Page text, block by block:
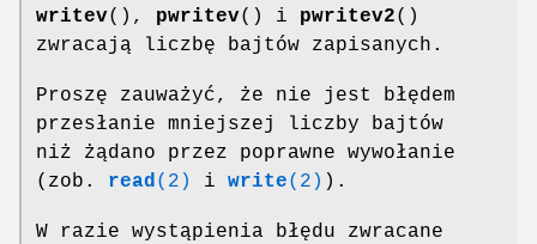
writev(), pwritev() i pwritev2()
zwracają liczbę bajtów zapisanych.
Proszę zauważyć, że nie jest błędem
przesłanie mniejszej liczby bajtów
niż żądano przez poprawne wywołanie
(zob. read(2) i write(2) ).
W razie wystąpienia błędu zwracane